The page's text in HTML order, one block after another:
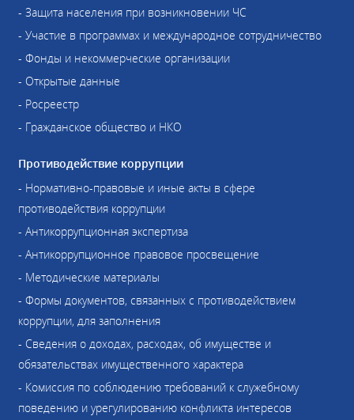
- Защита населения при возникновении ЧС
- Участие в программах и международное сотрудничество
- Фонды и некоммерческие организации
- Открытые данные
- Росреестр
- Гражданское общество и НКО
Противодействие коррупции
- Нормативно-правовые и иные акты в сфере
противодействия коррупции
- Антикоррупционная экспертиза
- Антикоррупционное правовое просвещение
- Методические материалы
- Формы документов, связанных с противодействием
коррупции, для заполнения
- Сведения о доходах, расходах, об имуществе и
обязательствах имущественного характера
- Комиссия по соблюдению требований к служебному
поведению и урегулированию конфликта интересов